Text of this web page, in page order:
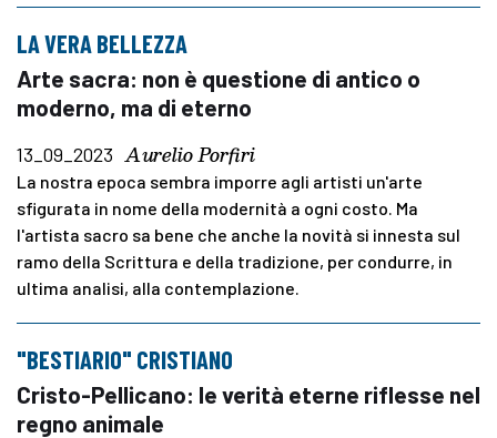
LA VERA BELLEZZA
Arte sacra: non è questione di antico o
moderno, ma di eterno
13_09_2023 Aurelio Porfiri
La nostra epoca sembra imporre agli artisti un'arte
sfigurata in nome della modernità a ogni costo. Ma
l'artista sacro sa bene che anche la novità si innesta sul
ramo della Scrittura e della tradizione, per condurre, in
ultima analisi, alla contemplazione.
"BESTIARIO" CRISTIANO
Cristo-Pellicano: le verità eterne riflesse nel
regno animale